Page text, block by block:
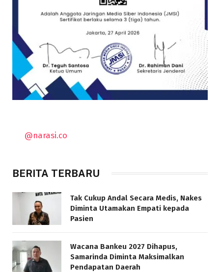
@narasi.co
BERITA TERBARU
Tak Cukup Andal Secara Medis, Nakes
Diminta Utamakan Empati kepada
Pasien
Wacana Bankeu 2027 Dihapus,
Samarinda Diminta Maksimalkan
Pendapatan Daerah